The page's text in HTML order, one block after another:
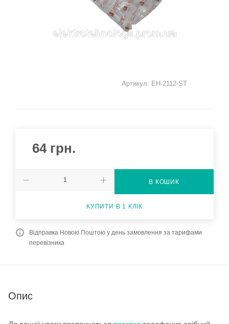
Артикул: EH-2112-ST
64грн.
В КОШИК
КУПИТИ В 1 КЛІК
Відправка Новою Поштою у день замовлення за тарифами
перевізника
Опис